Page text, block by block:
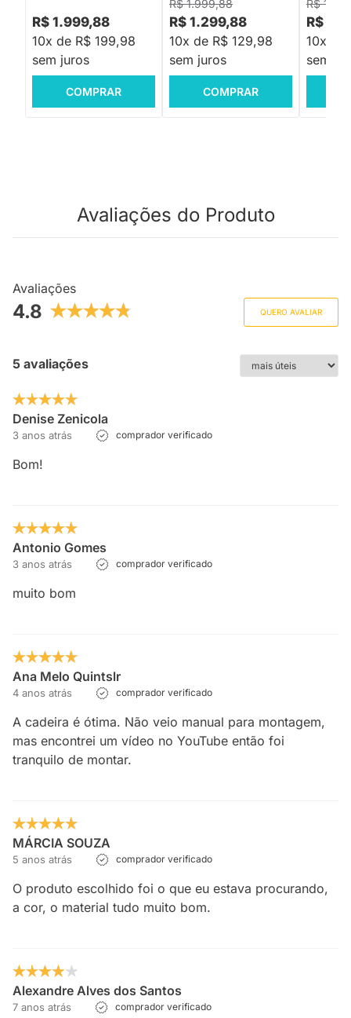
R$ 1.999,88
10x de R$ 199,98
sem juros
COMPRAR
R$ 1.999,88
R$ 1.299,88
10x de R$ 129,98
sem juros
COMPRAR
R$
R$
10x de
sem
Avaliações do Produto
Avaliações
4.8 QUERO AVALIAR
5 avaliações
Denise Zenicola
3 anos atrás comprador verificado
Bom!
Antonio Gomes
3 anos atrás comprador verificado
muito bom
Ana Melo Quintslr
4 anos atrás comprador verificado
A cadeira é ótima. Não veio manual para montagem,
mas encontrei um vídeo no YouTube então foi
tranquilo de montar.
MÁRCIA SOUZA
5 anos atrás comprador verificado
O produto escolhido foi o que eu estava procurando,
a cor, o material tudo muito bom.
Alexandre Alves dos Santos
7 anos atrás comprador verificado